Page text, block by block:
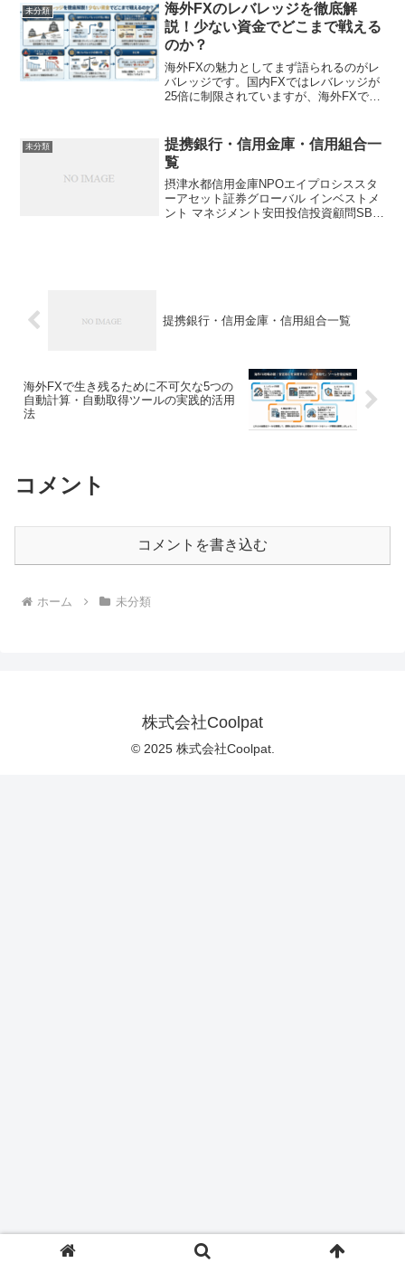
は、一見すると初心者にも優しい仕組み
に見えますが、実際には...
未分類
海外FXのレバレッジを徹底解
説！少ない資金でどこまで戦える
のか？
海外FXの魅力としてまず語られるのがレ
バレッジです。国内FXではレバレッジが
25倍に制限されていますが、海外FXでは
ます。少ない資金で大きな金額を動かせ
る仕組みは...
未分類
提携銀行・信用金庫・信用組合一
覧
摂津水都信用金庫NPOエイプロシススタ
ーアセット証券グローバル インベストメ
ント マネジメント安田投信投資顧問SBI
提携銀行・信用金庫・信用組合一覧
海外FXで生き残るために不可欠な5つの
自動計算・自動取得ツールの実践的活用
法
コメント
コメントを書き込む
ホーム 未分類
株式会社Coolpat
© 2025 株式会社Coolpat.